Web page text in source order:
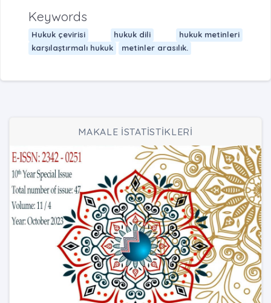
Keywords
Hukuk çevirisi hukuk dili
hukuk metinleri
karşılaştırmalı hukuk
metinler arasılık.
MAKALE İSTATİSTİKLERİ